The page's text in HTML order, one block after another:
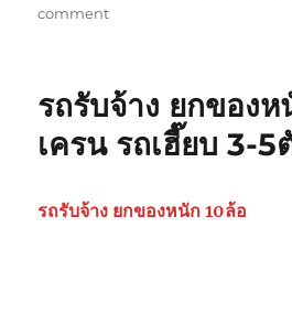
commenton
ของ
10ล้อ
เครน
รถรับจ้าง ยกของ
เครน รถเฮี๊ยบ 3-5
รถรับจ้าง ยกของหนัก 10ล้อ